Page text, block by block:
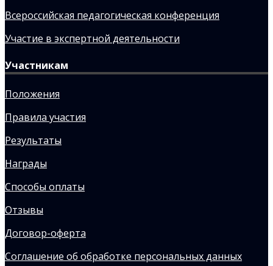
Всероссийская педагогическая конференция
Участие в экспертной деятельности
Участникам
Положения
Правила участия
Результаты
Награды
Способы оплаты
Отзывы
Договор-оферта
Соглашение об обработке персональных данных